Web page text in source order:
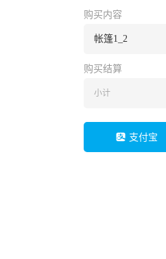
购买内容
帐篷1_2
购买结算
小计
支付宝